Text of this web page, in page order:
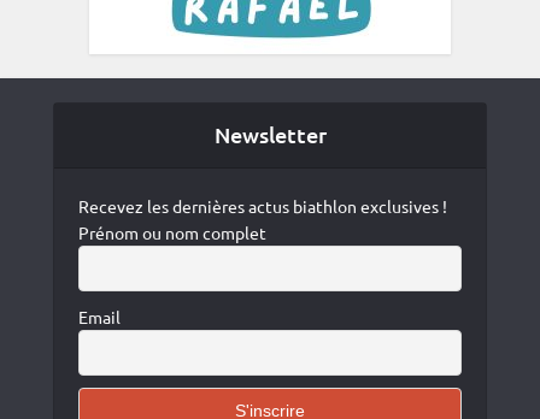
Newsletter
Recevez les dernières actus biathlon exclusives !
Prénom ou nom complet
Email